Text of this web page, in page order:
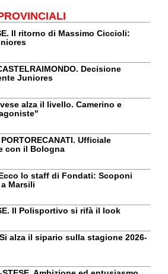
Il ritorno di Massimo Ciccioli:
Decisione
Juniores
alza il livello. Camerino e
Ufficiale
con il Bologna
lo staff di Fondati: Scoponi
Marsili
Il Polisportivo si rifà il look
Si alza il sipario sulla stagione 2026-